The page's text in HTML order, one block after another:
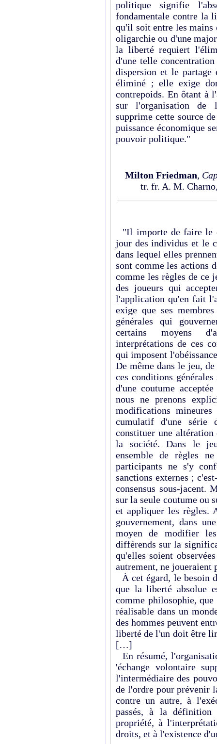
politique signifie
fondamentale contre la
qu'il soit entre les mains
oligarchie ou d'une
la liberté requiert
d'une telle
dispersion et le
éliminé ; elle exige
contrepoids. En ôtant à
sur l'organisation de
supprime cette source
puissance économique
pouvoir politique."
Milton Friedman,
tr. fr. A. M.
"Il importe de faire le
jour des individus et le
dans lequel elles
sont comme les actions
comme les règles de ce
des joueurs qui
l'application qu'en fait
exige que ses
générales qui
certains moyens
interprétations de ces
qui imposent
De même dans le jeu,
ces condi­tions
d'une coutume
nous ne prenons
modifications
cumulatif d'une série
constituer une
la société. Dans le
ensemble de règles
participants ne s'y
sanctions externes ;
consensus sous-jacent.
sur la seule coutume ou
et appliquer les règles.
gouvernement, dans
moyen de modifier
différends sur la
qu'elles soient
autrement, ne joueraient
À cet égard, le besoin
que la liberté absolue
comme philosophie,
réalisable dans un
des hommes peuvent
liberté de l'un doit être
[…]
En résumé,
'échange volontaire
l'intermédiaire des
de l'ordre pour prévenir
contre un autre, à
passés, à la
propriété, à
droits, et à l'existence